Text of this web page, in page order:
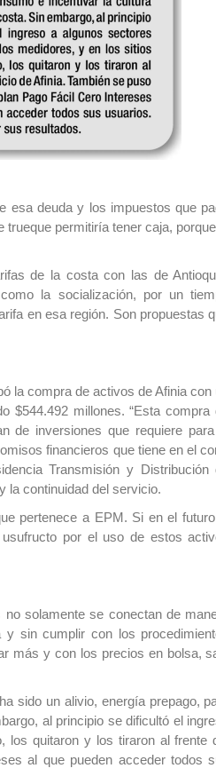
esa deuda y los impuestos que
permitiría tener caja,
de la costa con las de
la socialización, por un
en esa región. Son propuestas
la compra de activos de Afinia con
$544.492 millones. “Esta compra
de inversiones que requiere
financieros que tiene en el
Transmisión y Distribución
la continuidad del servicio.
pertenece a EPM. Si en el
por el uso de estos
solamente se conectan de
sin cumplir con los
más y con los precios en bolsa,
sido un alivio, energía prepago,
al principio se dificultó el
los quitaron y los tiraron al frente
al que pueden acceder todos